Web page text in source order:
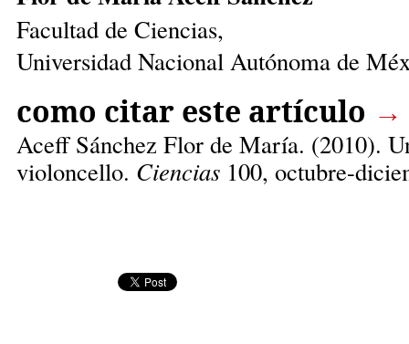
Facultad de Ciencias,
Universidad Nacional Autónoma de
como citar este artículo →
Aceff Sánchez Flor de María. (2010).
violoncello. Ciencias 100, octubre-